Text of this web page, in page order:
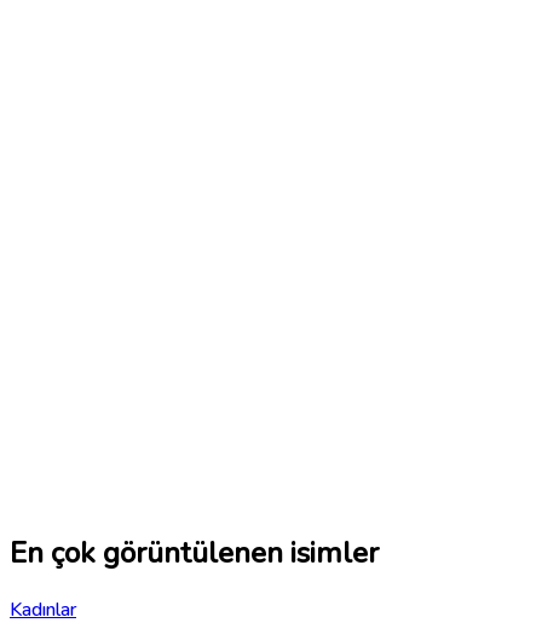
En çok görüntülenen isimler
Kadınlar